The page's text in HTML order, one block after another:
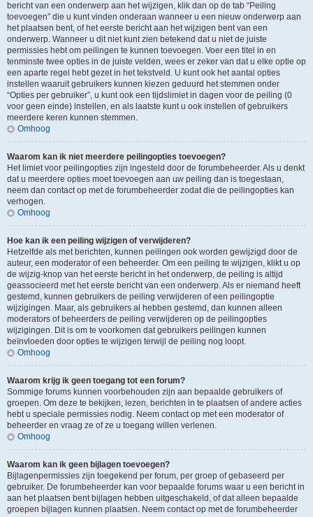
bericht van een onderwerp aan het wijzigen, klik dan op de tab “Peiling
toevoegen” die u kunt vinden onderaan wanneer u een nieuw onderwerp aan
het plaatsen bent, of het eerste bericht aan het wijzigen bent van een
onderwerp. Wanneer u dit niet kunt zien betekend dat u niet de juiste
permissies hebt om peilingen te kunnen toevoegen. Voer een titel in en
tenminste twee opties in de juiste velden, wees er zeker van dat u elke optie op
een aparte regel hebt gezet in het tekstveld. U kunt ook het aantal opties
instellen waaruit gebruikers kunnen kiezen geduurd het stemmen onder
“Opties per gebruiker”, u kunt ook een tijdslimiet in dagen voor de peiling (0
voor geen einde) instellen, en als laatste kunt u ook instellen of gebruikers
meerdere keren kunnen stemmen.
Omhoog
Waarom kan ik niet meerdere peilingopties toevoegen?
Het limiet voor peilingopties zijn ingesteld door de forumbeheerder. Als u denkt
dat u meerdere opties moet toevoegen aan uw peiling dan is toegestaan,
neem dan contact op met de forumbeheerder zodat die de peilingopties kan
verhogen.
Omhoog
Hoe kan ik een peiling wijzigen of verwijderen?
Hetzelfde als met berichten, kunnen peilingen ook worden gewijzigd door de
auteur, een moderator of een beheerder. Om een peiling te wijzigen, klikt u op
de wijzig-knop van het eerste bericht in het onderwerp, de peiling is altijd
geassocieerd met het eerste bericht van een onderwerp. Als er niemand heeft
gestemd, kunnen gebruikers de peiling verwijderen of een peilingoptie
wijzigingen. Maar, als gebruikers al hebben gestemd, dan kunnen alleen
moderators of beheerders de peiling verwijderen op de peilingopties
wijzigingen. Dit is om te voorkomen dat gebruikers peilingen kunnen
beïnvloeden door opties te wijzigen terwijl de peiling nog loopt.
Omhoog
Waarom krijg ik geen toegang tot een forum?
Sommige forums kunnen voorbehouden zijn aan bepaalde gebruikers of
groepen. Om deze te bekijken, lezen, berichten in te plaatsen of andere acties
hebt u speciale permissies nodig. Neem contact op met een moderator of
beheerder en vraag ze of ze u toegang willen verlenen.
Omhoog
Waarom kan ik geen bijlagen toevoegen?
Bijlagenpermissies zijn toegekend per forum, per groep of gebaseerd per
gebruiker. De forumbeheerder kan voor bepaalde forums waar u een bericht in
aan het plaatsen bent bijlagen hebben uitgeschakeld, of dat alleen bepaalde
groepen bijlagen kunnen plaatsen. Neem contact op met de forumbeheerder